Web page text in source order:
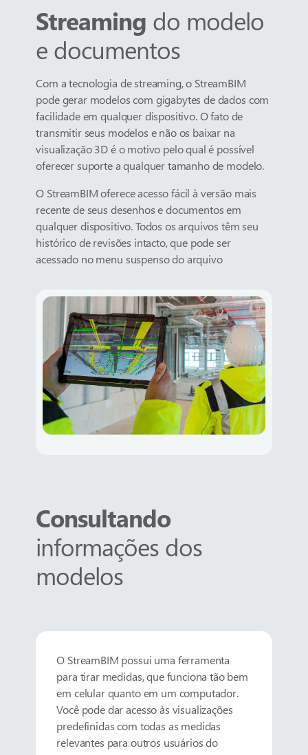
Streaming do modelo
e documentos
Com a tecnologia de streaming, o StreamBIM
pode gerar modelos com gigabytes de dados com
facilidade em qualquer dispositivo. O fato de
transmitir seus modelos e não os baixar na
visualização 3D é o motivo pelo qual é possível
oferecer suporte a qualquer tamanho de modelo.
O StreamBIM oferece acesso fácil à versão mais
recente de seus desenhos e documentos em
qualquer dispositivo. Todos os arquivos têm seu
histórico de revisões intacto, que pode ser
acessado no menu suspenso do arquivo
Consultando
informações dos
modelos
O StreamBIM possui uma ferramenta
para tirar medidas, que funciona tão bem
em celular quanto em um computador.
Você pode dar acesso às visualizações
predefinidas com todas as medidas
relevantes para outros usuários do